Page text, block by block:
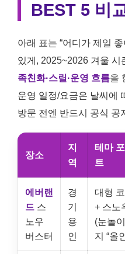
BEST 5 비
아래 표는 “어디가 제일
있게, 2025~2026 겨울 시
족친화·스릴·운영 흐름을
운영 일정/요금은 날씨에
방문 전엔 반드시 공식 공
장소
지
역
테마
트
에버랜
드 스
노우
버스터
경
기
용
인
대형
+ 스노
(눈놀
지 “올